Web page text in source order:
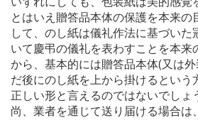
とはいえ贈答品本体の保護を本来
して、のし紙は儀礼作法に基づいた
いて慶弔の儀礼を表わすことを本来
から、基本的には贈答品本体(又は
だ後にのし紙を上から掛けるという
正しい形と言えるのではないでしょ
尚、業者を通じて送り届ける場合は